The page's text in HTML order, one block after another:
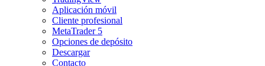
Aplicación móvil
Cliente profesional
MetaTrader 5
Opciones de depósito
Descargar
Contacto